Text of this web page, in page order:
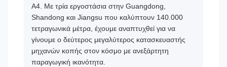
A4. Με τρία εργοστάσια στην Guangdong,
Shandong και Jiangsu που καλύπτουν 140.000
τετραγωνικά μέτρα, έχουμε αναπτυχθεί για να
γίνουμε ο δεύτερος μεγαλύτερος κατασκευαστής
μηχανών κοπής στον κόσμο με ανεξάρτητη
παραγωγική ικανότητα.